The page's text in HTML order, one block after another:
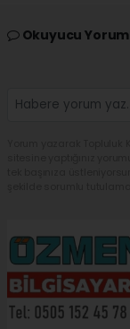
Okuyucu